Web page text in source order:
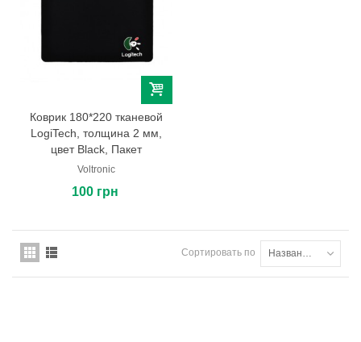
Коврик 180*220 тканевой
LogiTech, толщина 2 мм,
цвет Black, Пакет
Voltronic
100 грн
Сортировать по Названию товара: от А до Я